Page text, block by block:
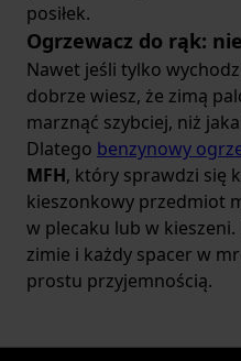
posiłek.
Ogrzewacz do rąk:
Nawet jeśli tylko
dobrze wiesz, że zimą
marznąć szybciej, niż
Dlatego benzynowy
MFH, który sprawdzi się
kieszonkowy przedmiot
w plecaku lub w
zimie i każdy spacer w
prostu przyjemnością.